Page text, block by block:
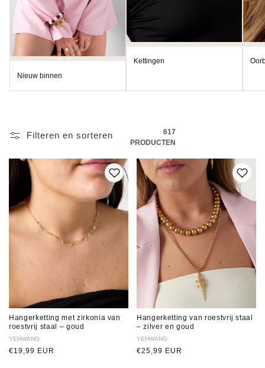
Nieuw binnen
Kettingen
Filteren en sorteren
617
PRODUCTEN
Hangerketting met zirkonia van
roestvrij staal – goud
Verkoper:
YEHWANG
Normale
€19,99 EUR
Hangerketting van roestvrij staal
– zilver en goud
Verkoper:
YEHWANG
Normale
€25,99 EUR